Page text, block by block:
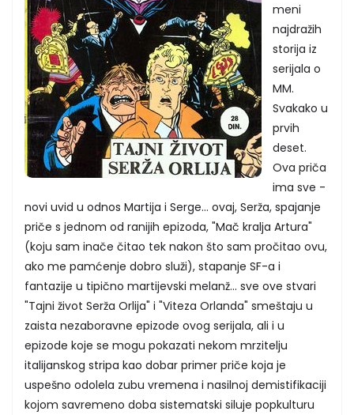
meni
najdražih
storija iz
serijala o
MM.
Svakako u
prvih
deset.
Ova priča
ima sve -
novi uvid u odnos Martija i Serge... ovaj, Serža, spajanje
priče s jednom od ranijih epizoda, "Mač kralja Artura"
(koju sam inače čitao tek nakon što sam pročitao ovu,
ako me pamćenje dobro služi), stapanje SF-a i
fantazije u tipično martijevski melanž... sve ove stvari
"Tajni život Serža Orlija" i "Viteza Orlanda" smeštaju u
zaista nezaboravne epizode ovog serijala, ali i u
epizode koje se mogu pokazati nekom mrzitelju
italijanskog stripa kao dobar primer priče koja je
uspešno odolela zubu vremena i nasilnoj demistifikaciji
kojom savremeno doba sistematski siluje popkulturu